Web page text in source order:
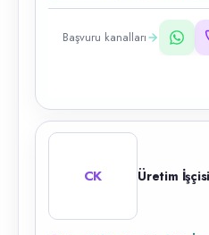
Başvuru kanalları
CK Üretim İşçisi